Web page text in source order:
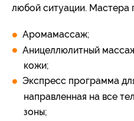
любой ситуации. Мастера
Аромамассаж;
Аницеллюлитный
кожи;
Экспресс программа
направленная на все
зоны;